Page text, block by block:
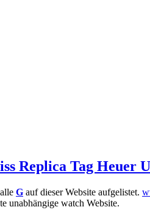
Replica Tag Heuer
G auf dieser Website aufgelistet.
unabhängige watch Website.